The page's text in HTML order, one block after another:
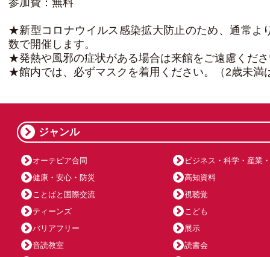
★新型コロナウイルス感染拡大防止のため、通常よ
数で開催します。
★発熱や風邪の症状がある場合は来館をご遠慮くだ
★館内では、必ずマスクを着用ください。（2歳未満
ジャンル
オーテピア合同
ビジネス・科学・産業
健康・安心・防災
高知資料
ことばと国際交流
視聴覚
ティーンズ
こども
バリアフリー
展示
音読教室
読書会